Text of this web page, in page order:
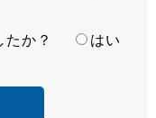
たか？
はい